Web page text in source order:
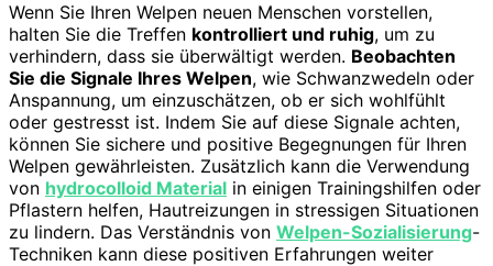
Wenn Sie Ihren Welpen neuen Menschen vorstellen,
halten Sie die Treffen kontrolliert und ruhig, um zu
verhindern, dass sie überwältigt werden. Beobachten
Sie die Signale Ihres Welpen, wie Schwanzwedeln oder
Anspannung, um einzuschätzen, ob er sich wohlfühlt
oder gestresst ist. Indem Sie auf diese Signale achten,
können Sie sichere und positive Begegnungen für Ihren
Welpen gewährleisten. Zusätzlich kann die Verwendung
von hydrocolloid Material in einigen Trainingshilfen oder
Pflastern helfen, Hautreizungen in stressigen Situationen
zu lindern. Das Verständnis von Welpen-Sozialisierung-
Techniken kann diese positiven Erfahrungen weiter